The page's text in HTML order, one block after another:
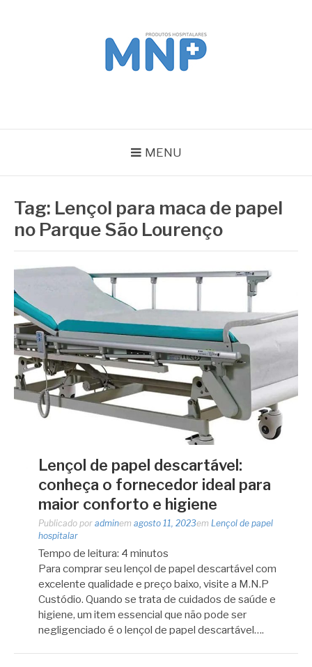
MENU
Tag: Lençol para maca de papel
no Parque São Lourenço
Lençol de papel descartável:
conheça o fornecedor ideal para
maior conforto e higiene
Publicado por adminem agosto 11, 2023em Lençol de papel
hospitalar
Tempo de leitura: 4 minutos
Para comprar seu lençol de papel descartável com
excelente qualidade e preço baixo, visite a M.N.P
Custódio. Quando se trata de cuidados de saúde e
higiene, um item essencial que não pode ser
negligenciado é o lençol de papel descartável….